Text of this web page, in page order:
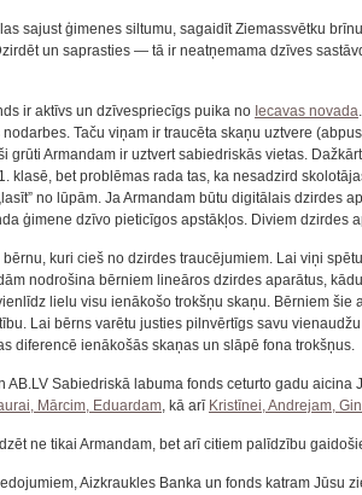
sajust ģimenes siltumu, sagaidīt Ziemassvētku
un saprasties — tā ir neatņemama dzīves
ir aktīvs un dzīvespriecīgs puika no Iecavas novada
Taču viņam ir traucēta skaņu uztvere
grūti Armandam ir uztvert sabiedriskās vietas.
klasē, bet problēmas rada tas, ka nesadzird
no lūpām. Ja Armandam būtu digitālais dzirdes
ģimene dzīvo pieticīgos apstākļos. Diviem dzirdes
bērnu, kuri cieš no dzirdes traucējumiem. Lai viņi
nodrošina bērniem lineāros dzirdes aparātus,
lielu visu ienākošo trokšņu skaņu. Bērniem
Lai bērns varētu justies pilnvērtīgs savu
diferencē ienākošās skaņas un slāpē fona trokšņus.
AB.LV Sabiedriskā labuma fonds ceturto gadu
Mārcim, Eduardam, kā arī Kristīnei, Andrejam,
ne tikai Armandam, bet arī citiem palīdzību
Aizkraukles Banka un fonds katram Jūsu